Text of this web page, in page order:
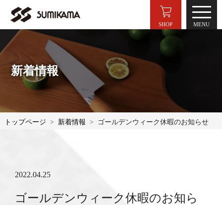
SHOP
新着情報
トップページ 新着情報 ゴールデンウィーク休暇のお知らせ
2022.04.25
ゴールデンウィーク休暇のお知ら